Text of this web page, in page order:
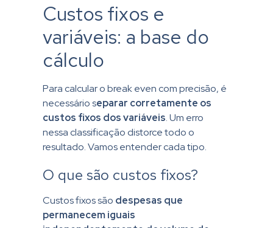
Custos fixos e
variáveis: a base do
cálculo
Para calcular o break even com precisão, é
necessário separar corretamente os
custos fixos dos variáveis. Um erro
nessa classificação distorce todo o
resultado. Vamos entender cada tipo.
O que são custos fixos?
Custos fixos são despesas que
permanecem iguais